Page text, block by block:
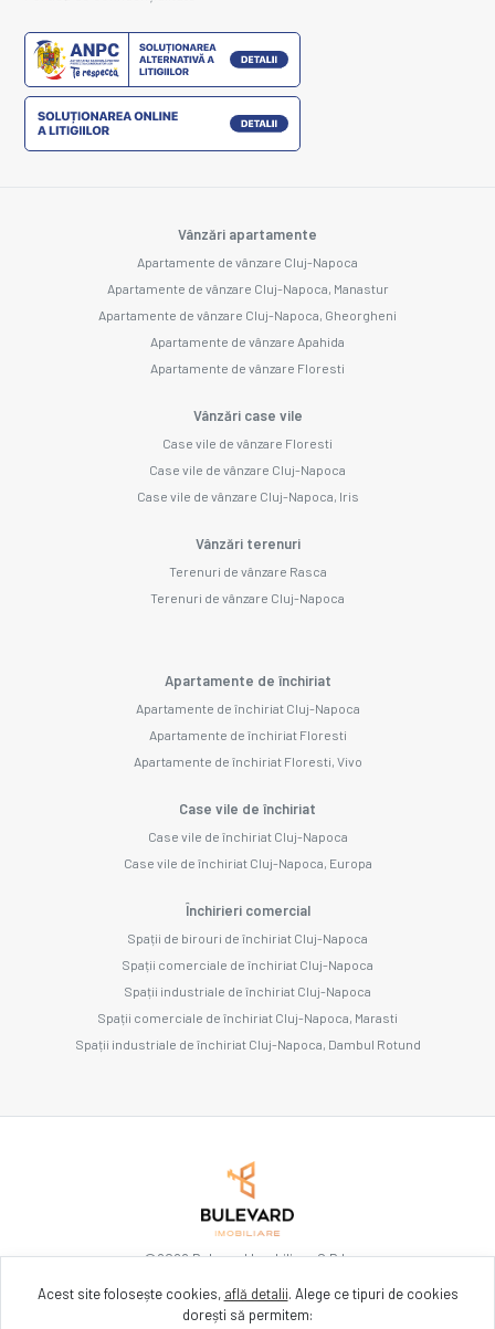
Vânzări apartamente
Apartamente de vânzare Cluj-Napoca
Apartamente de vânzare Cluj-Napoca, Manastur
Apartamente de vânzare Cluj-Napoca, Gheorgheni
Apartamente de vânzare Apahida
Apartamente de vânzare Floresti
Vânzări case vile
Case vile de vânzare Floresti
Case vile de vânzare Cluj-Napoca
Case vile de vânzare Cluj-Napoca, Iris
Vânzări terenuri
Terenuri de vânzare Rasca
Terenuri de vânzare Cluj-Napoca
Apartamente de închiriat
Apartamente de închiriat Cluj-Napoca
Apartamente de închiriat Floresti
Apartamente de închiriat Floresti, Vivo
Case vile de închiriat
Case vile de închiriat Cluj-Napoca
Case vile de închiriat Cluj-Napoca, Europa
Închirieri comercial
Spații de birouri de închiriat Cluj-Napoca
Spații comerciale de închiriat Cluj-Napoca
Spații industriale de închiriat Cluj-Napoca
Spații comerciale de închiriat Cluj-Napoca, Marasti
Spații industriale de închiriat Cluj-Napoca, Dambul Rotund
©2026Bulevard Imobiliare S.R.L.
Site creat în
Acest site folosește cookies, află detalii. Alege ce tipuri de cookies
dorești să permitem: